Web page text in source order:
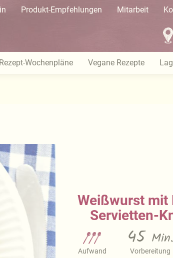
Produkt-Empfehlungen Mitarbeit
Rezept-Wochenpläne Vegane Rezepte
Weißwurst mit
Servietten-
Aufwand
45 Min.
Vorbereitung